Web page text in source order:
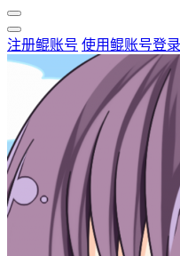
注册鲲账号 使用鲲账号登录